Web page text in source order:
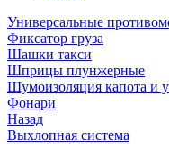
Универсальные
Фиксатор груза
Шашки такси
Шприцы плунжерные
Шумоизоляция капота и
Фонари
Назад
Выхлопная система